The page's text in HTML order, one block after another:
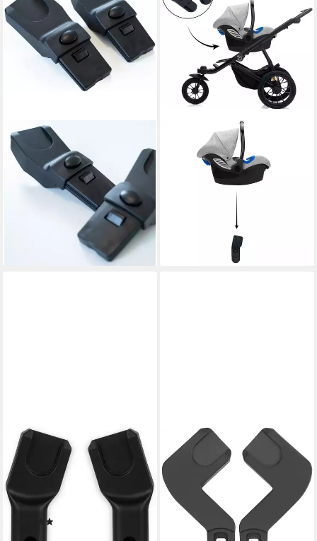
BABYGO
Adapter für Kinderwagen
Adapter Duo universal (2-tlg),
passend für Kinderwagen
BabyGo Duo
24,90 €
lieferbar - in 6-8 Werktagen bei dir
Kinderwagen-Adapter S609
Jogger Run, für Maxi Cosi
UVP11,90 €
lieferbar - in 1-2 Werktagen bei dir
CYBEX
Kinderwagen-Adapter Cybex
Gold, Babyschalen-Adapter,
(2-tlg), für Kinderwage Eos
Lux
ab 42,48 €